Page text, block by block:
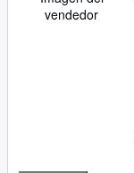
vendedor